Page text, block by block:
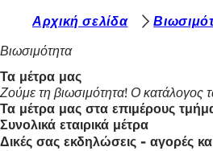
Μετάβαση στο περιεχόμενο
ρ
ί
σ
κ
Αρχική σελίδα
Βιωσιμότητα
Τα μέτρα μας
Ζούμε τη βιωσιμότητα! Ο κατάλογος
Τα μέτρα μας στα επιμέρους
Συνολικά εταιρικά μέτρα
Δικές σας εκδηλώσεις - αγορές